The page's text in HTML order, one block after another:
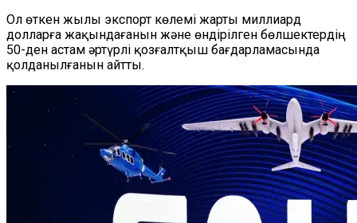
Ол өткен жылы экспорт көлемі жарты миллиард
долларға жақындағанын және өндірілген бөлшектердің
50-ден астам әртүрлі қозғалтқыш бағдарламасында
қолданылғанын айтты.